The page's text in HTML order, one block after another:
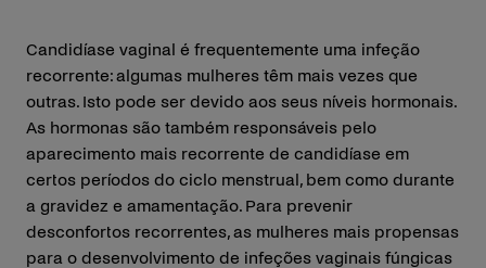
Candidíase vaginal é frequentemente uma infeção
recorrente: algumas mulheres têm mais vezes que
outras. Isto pode ser devido aos seus níveis hormonais.
As hormonas são também responsáveis pelo
aparecimento mais recorrente de candidíase em
certos períodos do ciclo menstrual, bem como durante
a gravidez e amamentação. Para prevenir
desconfortos recorrentes, as mulheres mais propensas
para o desenvolvimento de infeções vaginais fúngicas